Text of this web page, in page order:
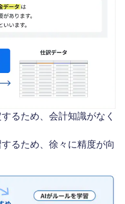
るため、会計知識がなく
るため、徐々に精度が向